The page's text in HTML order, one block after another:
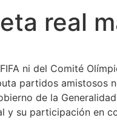
real
ni del Comité
partidos amistosos
de la
y su participación en